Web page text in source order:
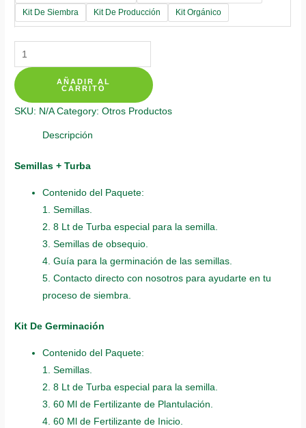
Kit De Siembra
Kit De Producción Kit Orgánico
Kits
De
Siembra
Para
Dalia
Decorativa
AÑADIR AL
CARRITO
SKU: N/A Category:Otros Productos
Descripción
Semillas + Turba
Contenido del Paquete:
1. Semillas.
2. 8 Lt de Turba especial para la semilla.
3. Semillas de obsequio.
4. Guía para la germinación de las semillas.
5. Contacto directo con nosotros para ayudarte en tu
proceso de siembra.
Kit De Germinación
Contenido del Paquete:
1. Semillas.
2. 8 Lt de Turba especial para la semilla.
3. 60 Ml de Fertilizante de Plantulación.
4. 60 Ml de Fertilizante de Inicio.